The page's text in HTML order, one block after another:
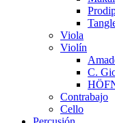
Viola
Violín
C.
Contrabajo
Cello